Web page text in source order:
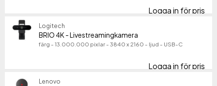
Visa fler
Produktlinje
Produktlinje
Logga in för pris
Logitech
BRIO 4K - Livestreamingkamera
färg - 13.000.000 pixlar - 3840 x 2160 - ljud - USB-C
Logga in för pris
Lenovo